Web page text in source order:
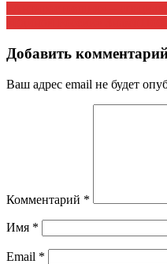
Навигация
по
записям
Добавить
Ваш адрес email не будет
Комментарий *
Имя *
Email *